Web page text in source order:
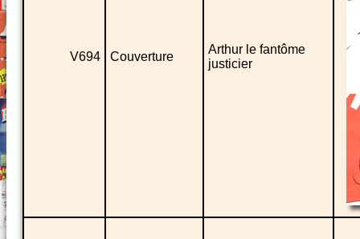
V694 Couverture
Arthur le fantôme
justicier